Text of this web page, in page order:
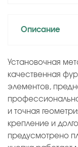
Описание
Установочная
качественная
элементов,
и точная
крепление и
предусмотрено